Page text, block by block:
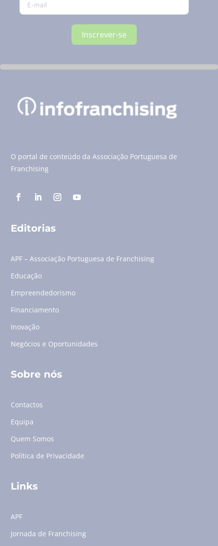
Inscrever-se
O portal de conteúdo da Associação Portuguesa de
Franchising
Editorias
APF – Associação Portuguesa de Franchising
Educação
Empreendedorismo
Financiamento
Inovação
Negócios e Oportunidades
Sobre nós
Contactos
Equipa
Quem Somos
Política de Privacidade
Links
APF
Jornada de Franchising